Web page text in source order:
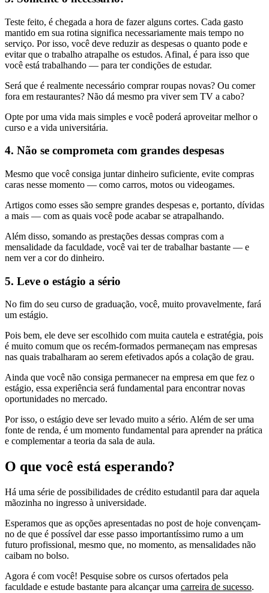
Teste feito, é chegada a hora de fazer alguns cortes. Cada gasto
mantido em sua rotina significa necessariamente mais tempo no
serviço. Por isso, você deve reduzir as despesas o quanto pode e
evitar que o trabalho atrapalhe os estudos. Afinal, é para isso que
você está trabalhando — para ter condições de estudar.
Será que é realmente necessário comprar roupas novas? Ou comer
fora em restaurantes? Não dá mesmo pra viver sem TV a cabo?
Opte por uma vida mais simples e você poderá aproveitar melhor o
curso e a vida universitária.
4. Não se comprometa com grandes despesas
Mesmo que você consiga juntar dinheiro suficiente, evite compras
caras nesse momento — como carros, motos ou videogames.
Artigos como esses são sempre grandes despesas e, portanto, dívidas
a mais — com as quais você pode acabar se atrapalhando.
Além disso, somando as prestações dessas compras com a
mensalidade da faculdade, você vai ter de trabalhar bastante — e
nem ver a cor do dinheiro.
5. Leve o estágio a sério
No fim do seu curso de graduação, você, muito provavelmente, fará
um estágio.
Pois bem, ele deve ser escolhido com muita cautela e estratégia, pois
é muito comum que os recém-formados permaneçam nas empresas
nas quais trabalharam ao serem efetivados após a colação de grau.
Ainda que você não consiga permanecer na empresa em que fez o
estágio, essa experiência será fundamental para encontrar novas
oportunidades no mercado.
Por isso, o estágio deve ser levado muito a sério. Além de ser uma
fonte de renda, é um momento fundamental para aprender na prática
e complementar a teoria da sala de aula.
O que você está esperando?
Há uma série de possibilidades de crédito estudantil para dar aquela
mãozinha no ingresso à universidade.
Esperamos que as opções apresentadas no post de hoje convençam-
no de que é possível dar esse passo importantíssimo rumo a um
futuro profissional, mesmo que, no momento, as mensalidades não
caibam no bolso.
Agora é com você! Pesquise sobre os cursos ofertados pela
faculdade e estude bastante para alcançar uma carreira de sucesso.